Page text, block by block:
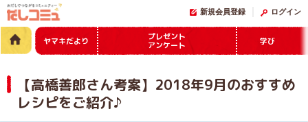
新規会員登録 ログイン
ヤマキだより
プレゼント
アンケート
学び
【高橋善郎さん考案】2018年9月のおすすめ
レシピをご紹介♪